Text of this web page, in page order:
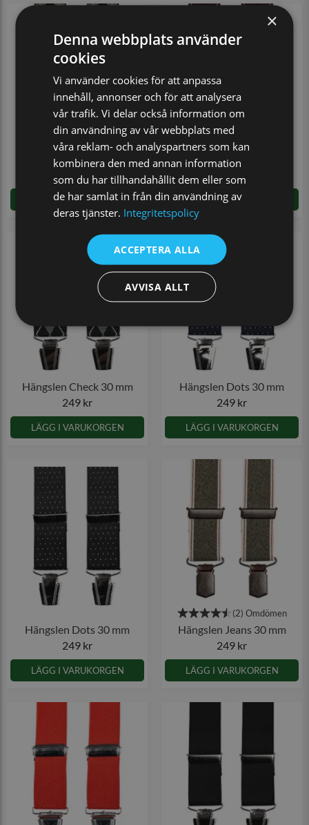
Hängslen Check 30 mm
249 kr
LÄGG I VARUKORGEN
Hängslen Check 30 mm
LÄGG I VARUKORGEN
Hängslen Check 30 mm
249 kr
LÄGG I VARUKORGEN
Hängslen Dots 30 mm
249 kr
LÄGG I VARUKORGEN
Hängslen Dots 30 mm
249 kr
LÄGG I VARUKORGEN
Hängslen Jeans 30 mm
249 kr
LÄGG I VARUKORGEN
×
Denna webbplats använder
cookies
Vi använder cookies för att anpassa
innehåll, annonser och för att analysera
vår trafik. Vi delar också information om
din användning av vår webbplats med
våra reklam- och analyspartners som kan
kombinera den med annan information
som du har tillhandahållit dem eller som
de har samlat in från din användning av
deras tjänster. Integritetspolicy
ACCEPTERA ALLA
AVVISA ALLT